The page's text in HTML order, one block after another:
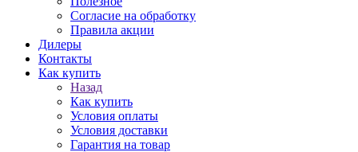
Согласие на обработку
Правила акции
Дилеры
Контакты
Как купить
Назад
Как купить
Условия оплаты
Условия доставки
Гарантия на товар